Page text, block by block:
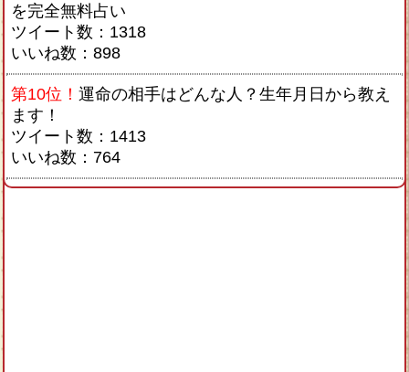
を完全無料占い
ツイート数：1318
いいね数：898
第10位！ 運命の相手はどんな人？生年月日から教え
ます！
ツイート数：1413
いいね数：764